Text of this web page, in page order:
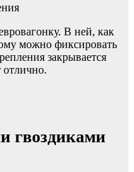
В ней, как
можно фиксировать
закрывается
гвоздиками